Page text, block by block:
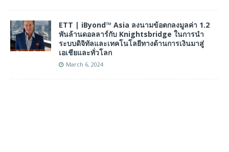
ETT | iByond™ Asia ลงนามข้อตกลงมูลค่า 1.2
พันล้านดอลลาร์กับ Knightsbridge ในการนำ
ระบบดิจิทัลและเทคโนโลยีทางด้านการเงินมาสู่
เอเชียและทั่วโลก
March 6, 2024